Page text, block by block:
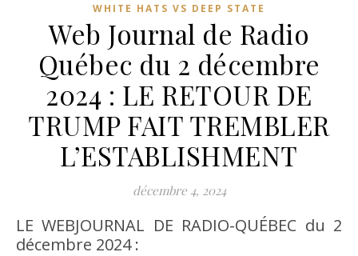
WHITE HATS VS DEEP STATE
Web Journal de Radio
Québec du 2 décembre
2024 : LE RETOUR DE
TRUMP FAIT TREMBLER
L’ESTABLISHMENT
décembre 4, 2024
LE WEBJOURNAL DE RADIO-QUÉBEC du 2
décembre 2024 :